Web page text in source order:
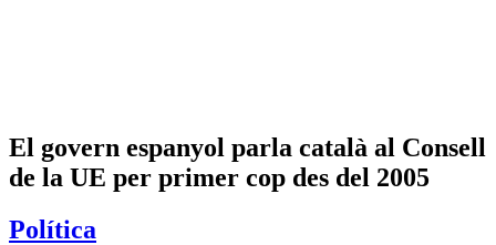
El govern espanyol parla català al Consell
de la UE per primer cop des del 2005
Política